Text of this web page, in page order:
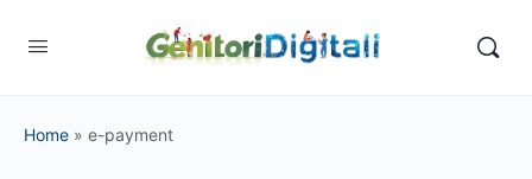
Home » e-payment